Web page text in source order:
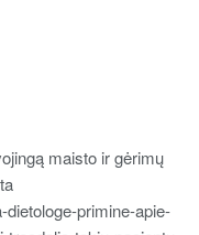
maisto ir gėrimų
primine-apie-